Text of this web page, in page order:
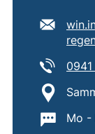
E-
Tel:
Mo -